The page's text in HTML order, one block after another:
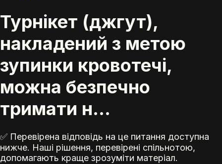
Турнікет (джгут),
накладений з метою
зупинки кровотечі,
можна безпечно
тримати н...
✅ Перевірена відповідь на це питання доступна
нижче. Наші рішення, перевірені спільнотою,
допомагають краще зрозуміти матеріал.